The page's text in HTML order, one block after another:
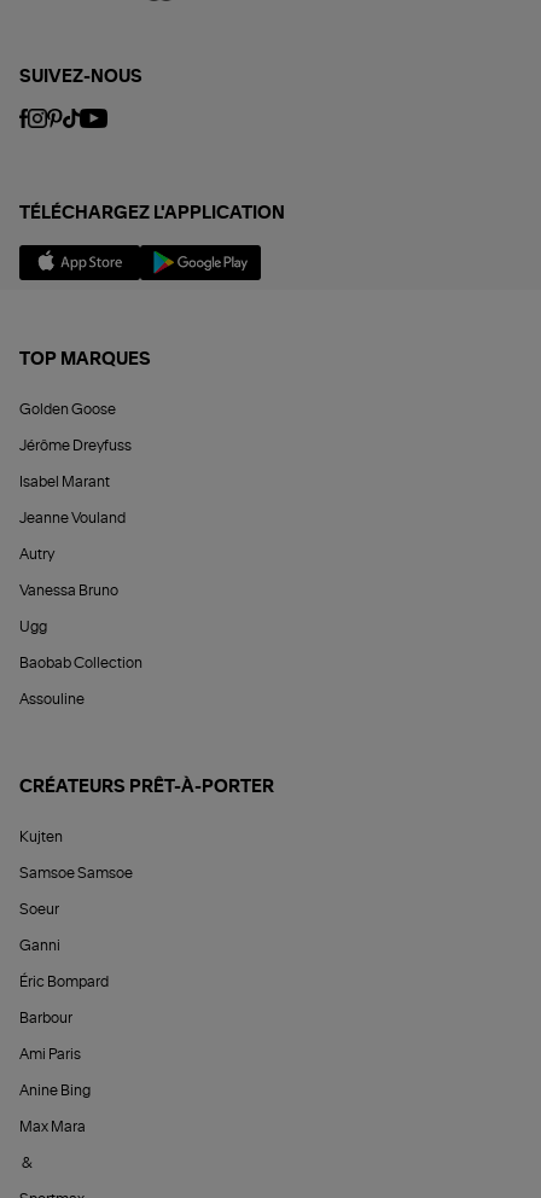
SUIVEZ-NOUS
TÉLÉCHARGEZ L'APPLICATION
TOP MARQUES
Golden Goose
Jérôme Dreyfuss
Isabel Marant
Jeanne Vouland
Autry
Vanessa Bruno
Ugg
Baobab Collection
Assouline
CRÉATEURS PRÊT-À-PORTER
Kujten
Samsoe Samsoe
Soeur
Ganni
Éric Bompard
Barbour
Ami Paris
Anine Bing
Max Mara
&